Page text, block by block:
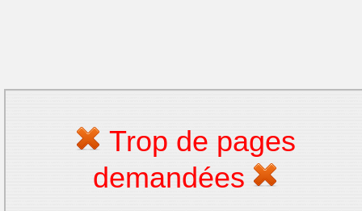
Trop de pages
demandées